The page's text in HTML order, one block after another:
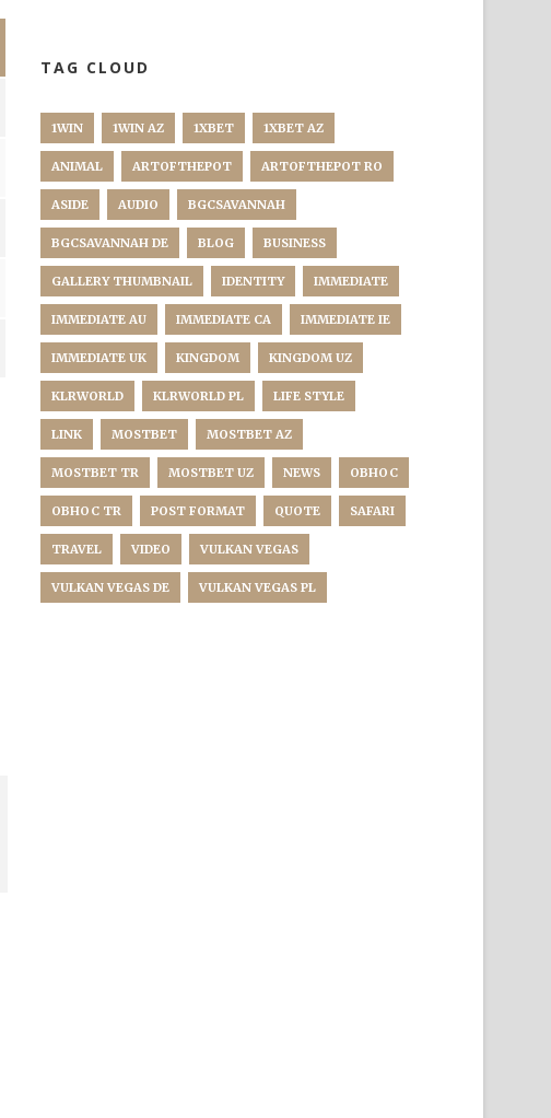
TAG CLOUD
1WIN 1WIN AZ 1XBET 1XBET AZ
ANIMAL ARTOFTHEPOT ARTOFTHEPOT RO
ASIDE AUDIO BGCSAVANNAH
BGCSAVANNAH DE BLOG BUSINESS
GALLERY THUMBNAIL IDENTITY IMMEDIATE
IMMEDIATE AU IMMEDIATE CA IMMEDIATE IE
IMMEDIATE UK KINGDOM KINGDOM UZ
KLRWORLD KLRWORLD PL LIFE STYLE
LINK MOSTBET MOSTBET AZ
MOSTBET TR MOSTBET UZ NEWS OBHOC
OBHOC TR POST FORMAT QUOTE SAFARI
TRAVEL VIDEO VULKAN VEGAS
VULKAN VEGAS DE VULKAN VEGAS PL